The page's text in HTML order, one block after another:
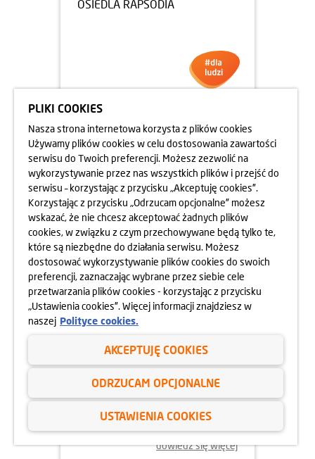
13.06.2025
UCZNIOWIE NA BUDOWIE
OSIEDLA RAPSODIA
dowiedz się więcej
05.06.2025
DBAMY O FORMĘ STRAŻAKÓW
dowiedz się więcej
PLIKI COOKIES
Nasza strona internetowa korzysta z plików cookies
Używamy plików cookies w celu dostosowania zawartości
serwisu do Twoich preferencji. Możesz zezwolić na
wykorzystywanie przez nas wszystkich plików i przejść do
serwisu – korzystając z przycisku „Akceptuję cookies”.
Korzystając z przycisku „Odrzucam opcjonalne” możesz
wskazać, że nie chcesz akceptować żadnych plików
cookies, w związku z czym przechowywane będą tylko te,
które są niezbędne do działania serwisu. Możesz
dostosować wykorzystywanie plików cookies do swoich
preferencji, zaznaczając wybrane przez siebie cele
przetwarzania plików cookies - korzystając z przycisku
„Ustawienia cookies”. Więcej informacji znajdziesz w
naszej Polityce cookies.
AKCEPTUJĘ COOKIES
ODRZUCAM OPCJONALNE
USTAWIENIA COOKIES